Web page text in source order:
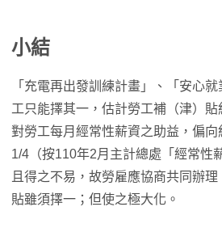
小結
「充電再出發訓練計畫」、「安心
工只能擇其一，估計勞工補（津）
對勞工每月經常性薪資之助益，偏向
1/4（按110年2月主計總處「經常性
且得之不易，故勞雇應協商共同辦理
貼雖須擇一；但使之極大化。